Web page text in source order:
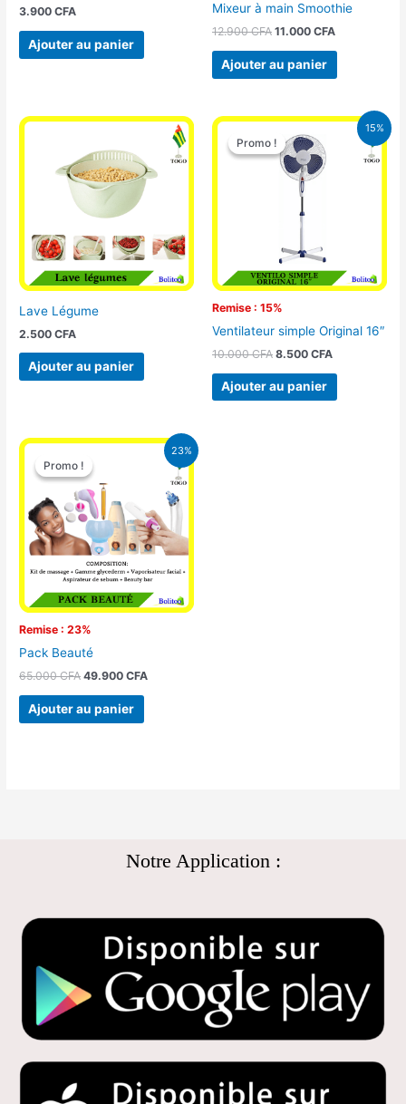
3.900CFA
Ajouter au panier
Mixeur à main Smoothie
12.900CFA 11.000 CFA
Ajouter au panier
Lave Légume
2.500CFA
Ajouter au panier
15%
Promo !
Remise : 15%
Promo !
Ventilateur simple Original 16″
10.000CFA
Le
prix
initial
était :
10.000 CFA.
8.500 CFA
Le
Ajouter au panier
23%
Promo !
Remise : 23%
Promo !
Pack Beauté
65.000CFA
Le
prix
initial
était :
65.000 CFA.
49.900CFA
Le
prix
actuel
est :
49.900 CFA.
Ajouter au panier
Notre Application :